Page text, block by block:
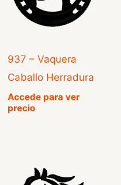
937 – Vaquera
Caballo Herradura
Accede para ver
precio